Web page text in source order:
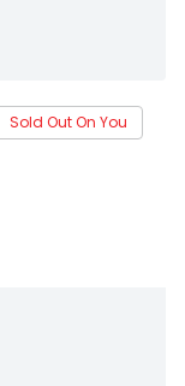
Sold Out On You